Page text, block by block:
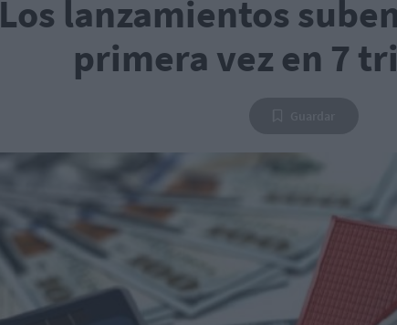
Los lanzamientos
primera vez en 7